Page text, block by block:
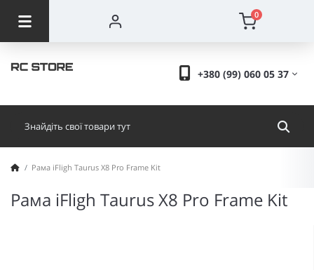
0
+380 (99) 060 05 37
Рама iFligh Taurus X8 Pro Frame Kit
Рама iFligh Taurus X8 Pro Frame Kit